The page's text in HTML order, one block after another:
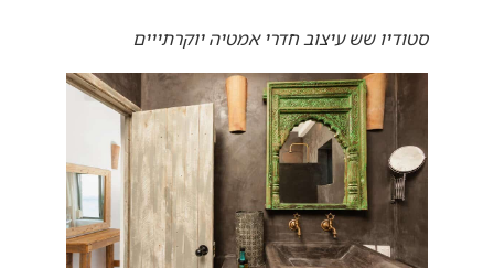
סטודיו שש עיצוב חדרי אמטיה יוקרתייים